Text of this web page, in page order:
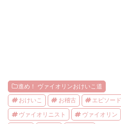
進め！ ヴァイオリンおけいこ道
おけいこ お稽古 エピソード
ヴァイオリニスト ヴァイオリン